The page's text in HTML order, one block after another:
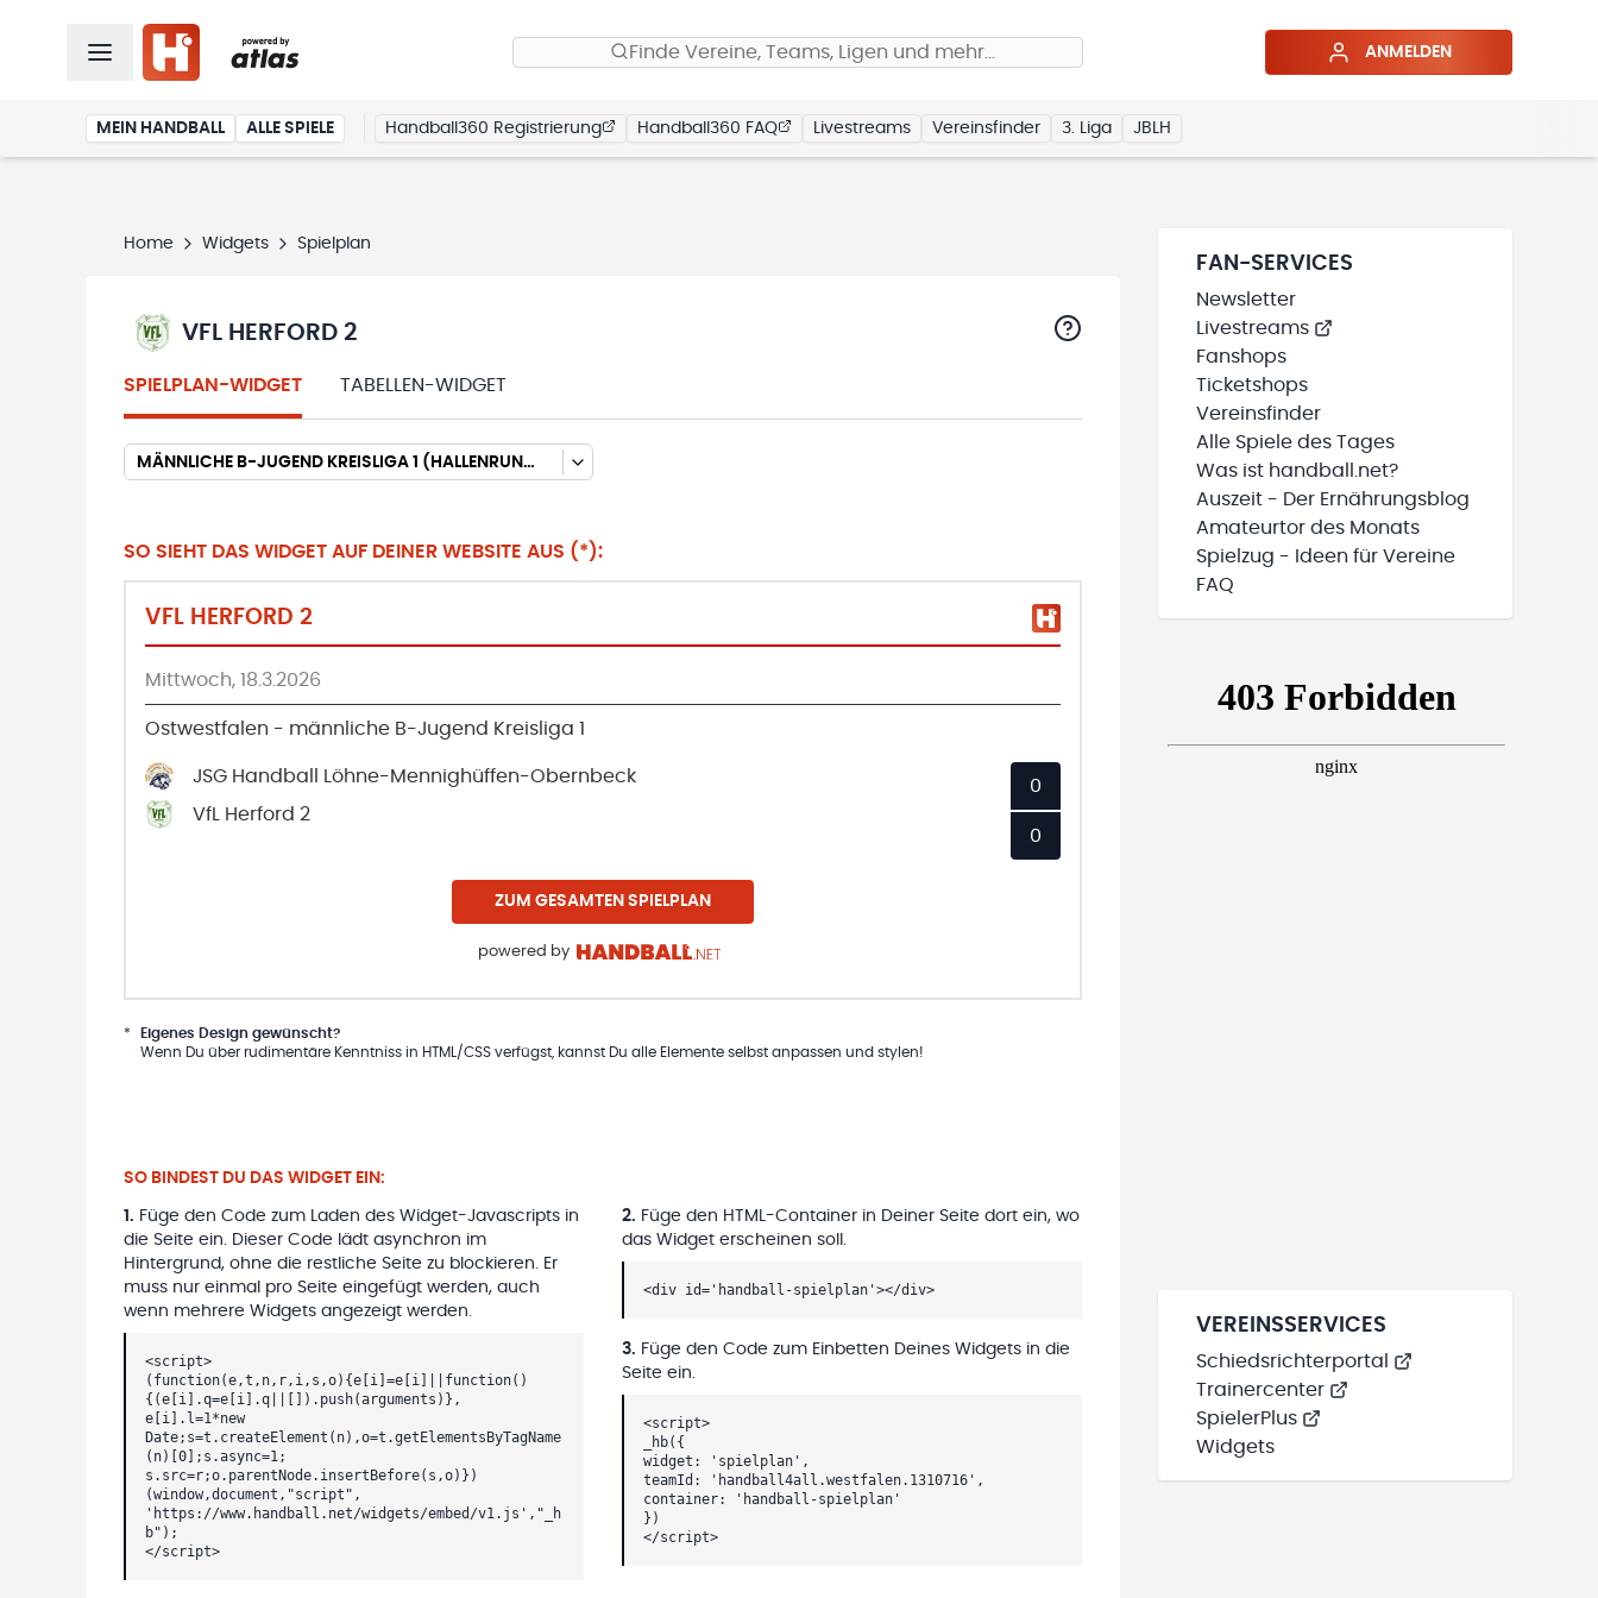
Finde Vereine, Teams, Ligen und mehr… ANMELDEN
MEIN HANDBALL ALLE SPIELE Handball360 Registrierung Handball360 FAQ Livestreams Vereinsfinder 3. Liga JBLH
Home Widgets Spielplan
VFL HERFORD 2
SPIELPLAN-WIDGET TABELLEN-WIDGET
MÄNNLICHE B-JUGEND KREISLIGA 1 (HALLENRUNDE 2025/2026)
SO SIEHT DAS WIDGET AUF DEINER WEBSITE AUS (*):
VFL HERFORD 2
Mittwoch, 18.3.2026
Ostwestfalen - männliche B-Jugend Kreisliga 1
JSG Handball Löhne-Mennighüffen-Obernbeck
VfL Herford 2
0
0
ZUM GESAMTEN SPIELPLAN
powered by
*
Eigenes Design gewünscht?
Wenn Du über rudimentäre Kenntniss in HTML/CSS verfügst, kannst Du alle Elemente selbst anpassen und stylen!
SO BINDEST DU DAS WIDGET EIN:
1 . Füge den Code zum Laden des Widget-Javascripts in
die Seite ein. Dieser Code lädt asynchron im
Hintergrund, ohne die restliche Seite zu blockieren. Er
muss nur einmal pro Seite eingefügt werden, auch
wenn mehrere Widgets angezeigt werden.
<script>
(function(e,t,n,r,i,s,o){e[i]=e[i]||function()
{(e[i].q=e[i].q||[]).push(arguments)},
e[i].l=1*new
Date;s=t.createElement(n),o=t.getElementsByTagName
(n)[0];s.async=1;
s.src=r;o.parentNode.insertBefore(s,o)})
(window,document,"script",
'https://www.handball.net/widgets/embed/v1.js',"_h
b");
</script>
2. Füge den HTML-Container in Deiner Seite dort ein, wo
das Widget erscheinen soll.
<div id='handball-spielplan'></div>
3. Füge den Code zum Einbetten Deines Widgets in die
Seite ein.
<script>
_hb({
widget: 'spielplan',
teamId: 'handball4all.westfalen.1310716',
container: 'handball-spielplan'
})
</script>
FAN-SERVICES
Newsletter
Livestreams
Fanshops
Ticketshops
Vereinsfinder
Alle Spiele des Tages
Was ist handball.net?
Auszeit - Der Ernährungsblog
Amateurtor des Monats
Spielzug - Ideen für Vereine
FAQ
VEREINSSERVICES
Schiedsrichterportal
Trainercenter
SpielerPlus
Widgets